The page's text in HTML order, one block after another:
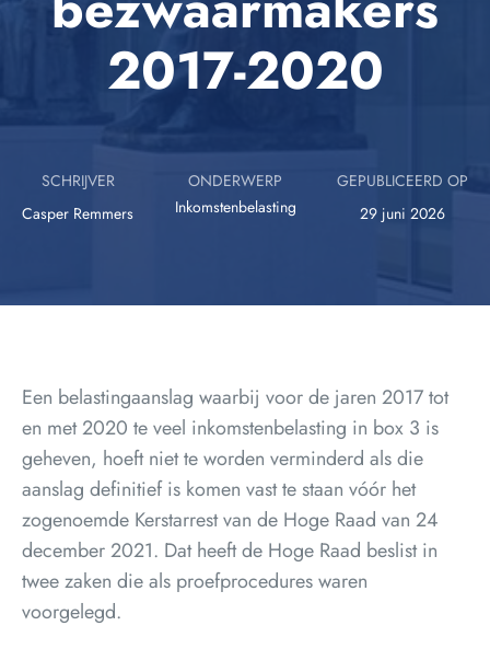
2017-2020
SCHRIJVER
Casper Remmers
ONDERWERP
Inkomstenbelasting
GEPUBLICEERD OP
29 juni 2026
Een belastingaanslag waarbij voor de jaren 2017 tot
en met 2020 te veel inkomstenbelasting in box 3 is
geheven, hoeft niet te worden verminderd als die
aanslag definitief is komen vast te staan vóór het
zogenoemde Kerstarrest van de Hoge Raad van 24
december 2021. Dat heeft de Hoge Raad beslist in
twee zaken die als proefprocedures waren
voorgelegd.